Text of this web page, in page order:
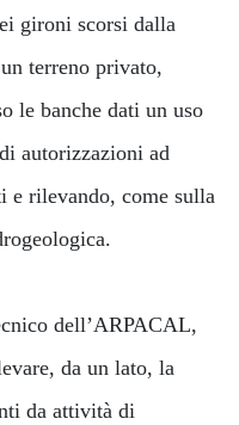
gironi scorsi dalla
terreno privato,
le banche dati un uso
autorizzazioni ad
e rilevando, come sulla
dell’ARPACAL,
da un lato, la
da attività di